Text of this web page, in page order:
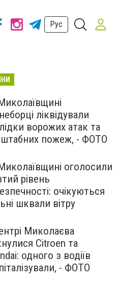
Рус
ліквідували
ворожих атак та
пожеж, - ФОТО
оголосили
рівень
очікуються
шквали вітру
Миколаєва
Citroen та
одного з водіїв
- ФОТО